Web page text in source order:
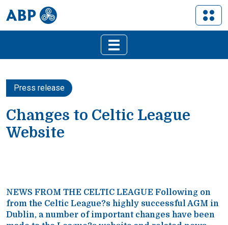
Press release
Changes to Celtic League
Website
NEWS FROM THE CELTIC LEAGUE Following on
from the Celtic League?s highly successful AGM in
Dublin, a number of important changes have been